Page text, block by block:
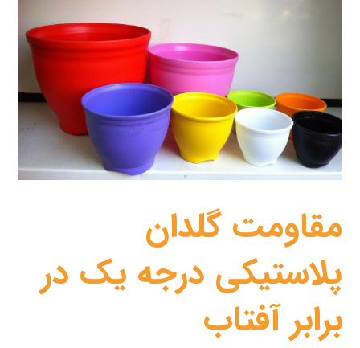
مقاومت گلدان
پلاستیکی درجه یک در
برابر آفتاب